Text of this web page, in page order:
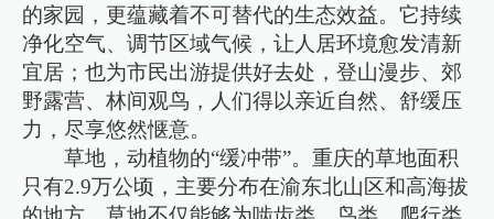
的家园，更蕴藏着不可替代的生态效益。它持续
净化空气、调节区域气候，让人居环境愈发清新
宜居；也为市民出游提供好去处，登山漫步、郊
野露营、林间观鸟，人们得以亲近自然、舒缓压
力，尽享悠然惬意。
草地，动植物的“缓冲带”。重庆的草地面积
只有2.9万公顷，主要分布在渝东北山区和高海拔